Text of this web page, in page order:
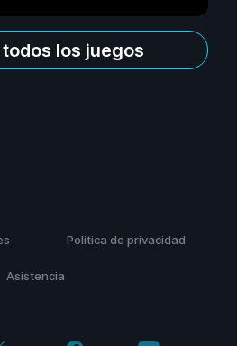
los juegos
Politica de privacidad
Asistencia